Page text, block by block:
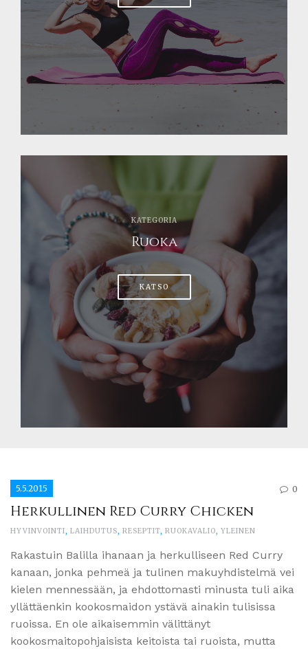
KATEGORIA
Ruoka
KATSO
5.5.2015 0
Herkullinen Red Curry Chicken
HYVINVOINTI LAIHDUTUS RESEPTIT RUOKAVALIO YLEINEN
Rakastuin Balilla ihanaan ja herkulliseen Red Curry
kanaan, jonka pehmeä ja tulinen makuyhdistelmä vei
kielen mennessään, ja ehdottomasti minusta tuli aika
yllättäenkin kookosmaidon ystävä ainakin tulisissa
ruoissa. En ole aikaisemmin välittänyt
kookosmaitopohjaisista keitoista tai ruoista, mutta